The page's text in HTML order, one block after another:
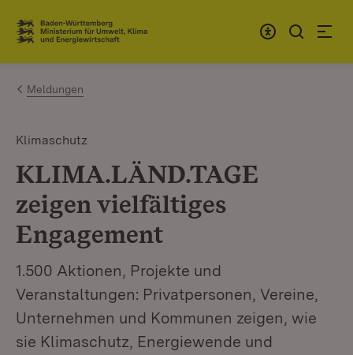
Zum Inhalt springen
Link zur Startseite
Meldungen
Klimaschutz
KLIMA.LÄND.TAGE
zeigen vielfältiges
Engagement
1.500 Aktionen, Projekte und
Veranstaltungen: Privatpersonen, Vereine,
Unternehmen und Kommunen zeigen, wie
sie Klimaschutz, Energiewende und